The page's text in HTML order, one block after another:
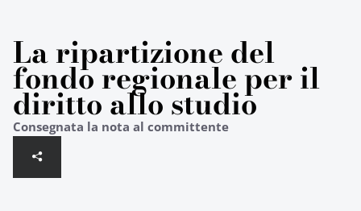
La ripartizione del
fondo regionale per il
diritto allo studio
Consegnata la nota al committente